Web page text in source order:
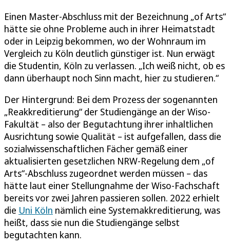
Einen Master-Abschluss mit der Bezeichnung „of Arts“
hätte sie ohne Probleme auch in ihrer Heimatstadt
oder in Leipzig bekommen, wo der Wohnraum im
Vergleich zu Köln deutlich günstiger ist. Nun erwägt
die Studentin, Köln zu verlassen. „Ich weiß nicht, ob es
dann überhaupt noch Sinn macht, hier zu studieren.“
Der Hintergrund: Bei dem Prozess der sogenannten
„Reakkreditierung“ der Studiengänge an der Wiso-
Fakultät – also der Begutachtung ihrer inhaltlichen
Ausrichtung sowie Qualität – ist aufgefallen, dass die
sozialwissenschaftlichen Fächer gemäß einer
aktualisierten gesetzlichen NRW-Regelung dem „of
Arts“-Abschluss zugeordnet werden müssen – das
hätte laut einer Stellungnahme der Wiso-Fachschaft
bereits vor zwei Jahren passieren sollen. 2022 erhielt
die Uni Köln nämlich eine Systemakkreditierung, was
heißt, dass sie nun die Studiengänge selbst
begutachten kann.